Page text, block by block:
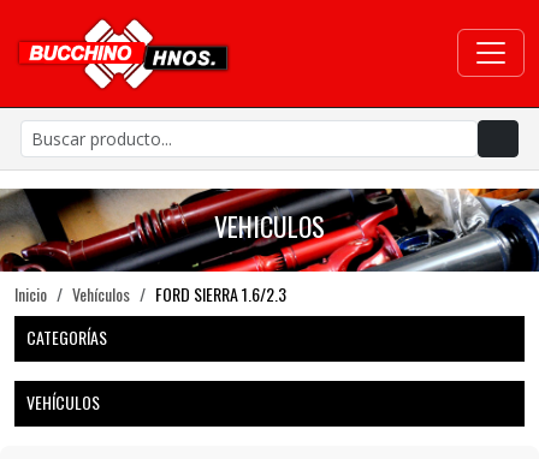
VEHICULOS
Inicio Vehículos
FORD SIERRA 1.6/2.3
CATEGORÍAS
VEHÍCULOS